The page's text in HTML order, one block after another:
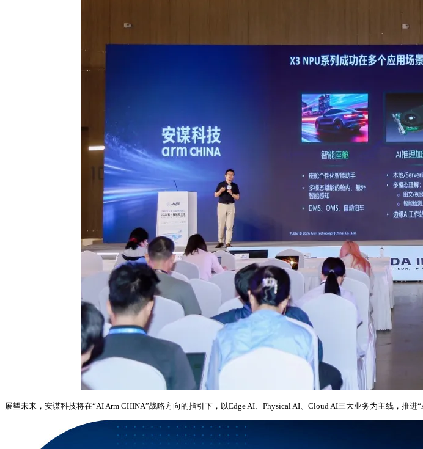
展望未来，安谋科技将在“AI Arm CHINA”战略方向的指引下，以Edge AI、Physical AI、Cloud AI三大业务为主线，推